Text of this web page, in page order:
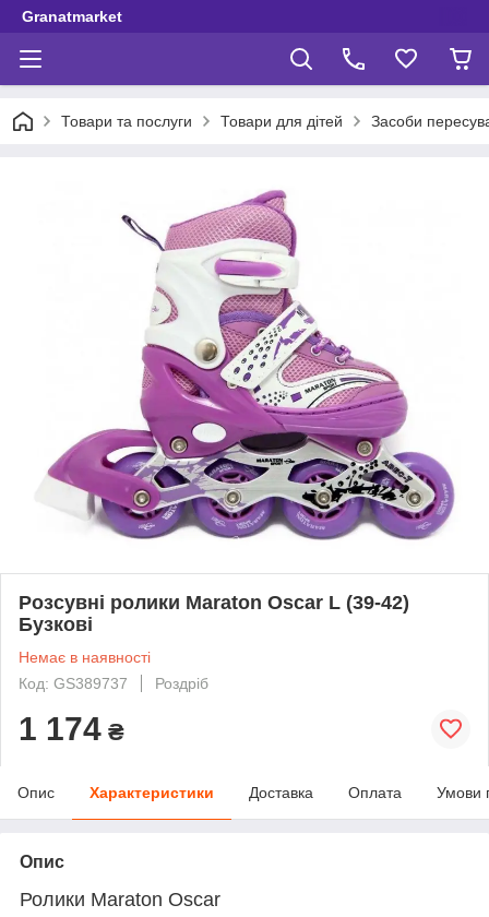
Granatmarket
Товари та послуги Товари для дітей Засоби
Розсувні ролики Maraton Oscar L (39-42)
Бузкові
Немає в наявності
Код: GS389737
Роздріб
1 174 ₴
Опис Характеристики Доставка Оплата Умови
Опис
Ролики Maraton Oscar